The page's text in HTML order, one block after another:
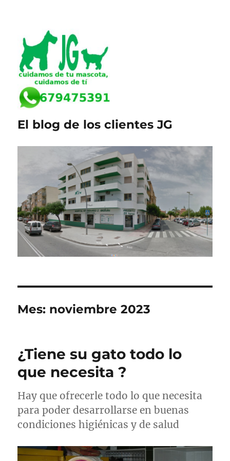
El blog de los clientes JG
Mes: noviembre 2023
¿Tiene su gato todo lo
que necesita ?
Hay que ofrecerle todo lo que necesita
para poder desarrollarse en buenas
condiciones higiénicas y de salud